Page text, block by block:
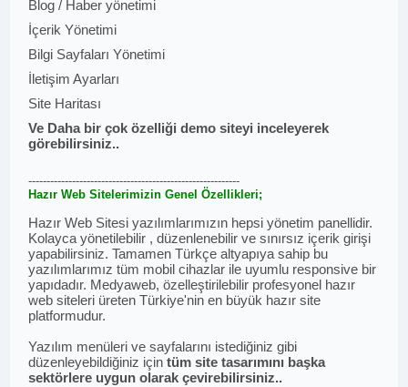
Blog / Haber yönetimi
İçerik Yönetimi
Bilgi Sayfaları Yönetimi
İletişim Ayarları
Site Haritası
Ve Daha bir çok özelliği demo siteyi inceleyerek
görebilirsiniz..
----------------------------------------------------------
Hazır Web Sitelerimizin Genel Özellikleri;
Hazır Web Sitesi yazılımlarımızın hepsi yönetim panellidir.
Kolayca yönetilebilir , düzenlenebilir ve sınırsız içerik girişi
yapabilirsiniz. Tamamen Türkçe altyapıya sahip bu
yazılımlarımız tüm mobil cihazlar ile uyumlu responsive bir
yapıdadır. Medyaweb, özelleştirilebilir profesyonel hazır
web siteleri üreten Türkiye'nin en büyük hazır site
platformudur.
Yazılım menüleri ve sayfalarını istediğiniz gibi
düzenleyebildiğiniz içintüm site tasarımını başka
sektörlere uygun olarak çevirebilirsiniz..